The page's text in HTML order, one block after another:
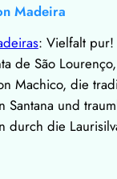
Madeira
: Vielfalt pur!
de São
Machico, die
Santana und
durch die